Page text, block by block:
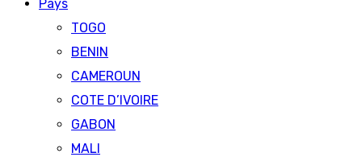
Pays
TOGO
BENIN
CAMEROUN
COTE D’IVOIRE
GABON
MALI